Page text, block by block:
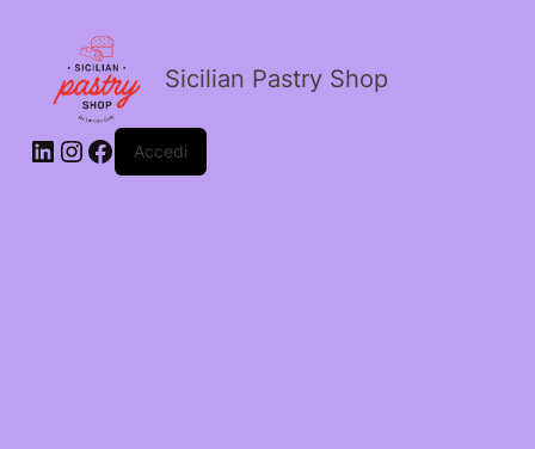
Sicilian Pastry Shop
Accedi